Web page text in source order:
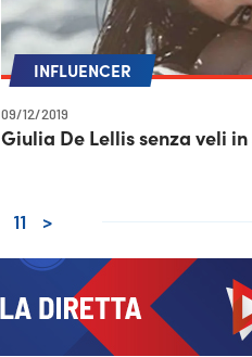
INFLUENCER
09/12/2019
Giulia De Lellis senza veli
11 >